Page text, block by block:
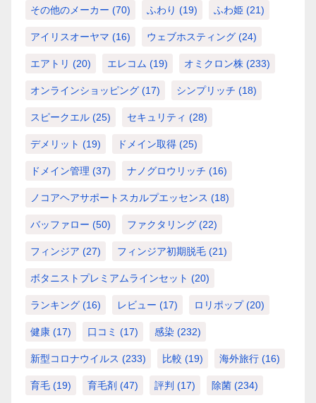
その他のメーカー (70) ふわり (19) ふわ姫 (21)
アイリスオーヤマ (16) ウェブホスティング (24)
エアトリ (20) エレコム (19) オミクロン株 (233)
オンラインショッピング (17) シンプリッチ (18)
スピークエル (25) セキュリティ (28)
デメリット (19) ドメイン取得 (25)
ドメイン管理 (37) ナノグロウリッチ (16)
ノコアヘアサポートスカルプエッセンス (18)
バッファロー (50) ファクタリング (22)
フィンジア (27) フィンジア初期脱毛 (21)
ボタニストプレミアムラインセット (20)
ランキング (16) レビュー (17) ロリポップ(20)
健康 (17) 口コミ (17) 感染 (232)
新型コロナウイルス (233) 比較 (19) 海外旅行 (16)
育毛 (19) 育毛剤 (47) 評判 (17) 除菌 (234)